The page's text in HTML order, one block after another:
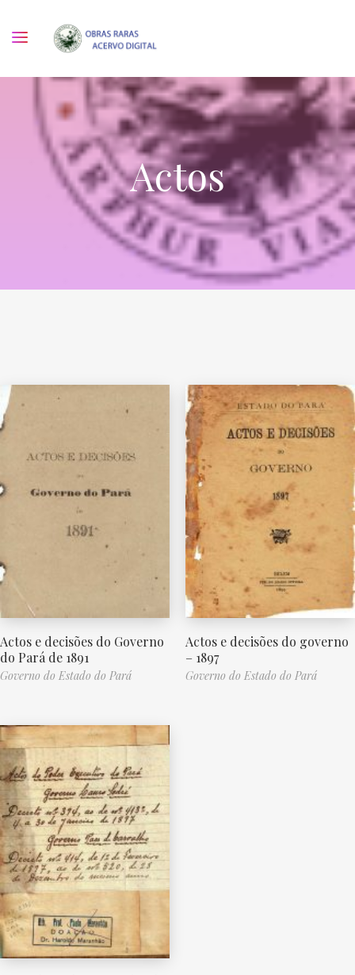
Actos
Actos e decisões do Governo
do Pará de 1891
Governo do Estado do Pará
Actos e decisões do governo
– 1897
Governo do Estado do Pará